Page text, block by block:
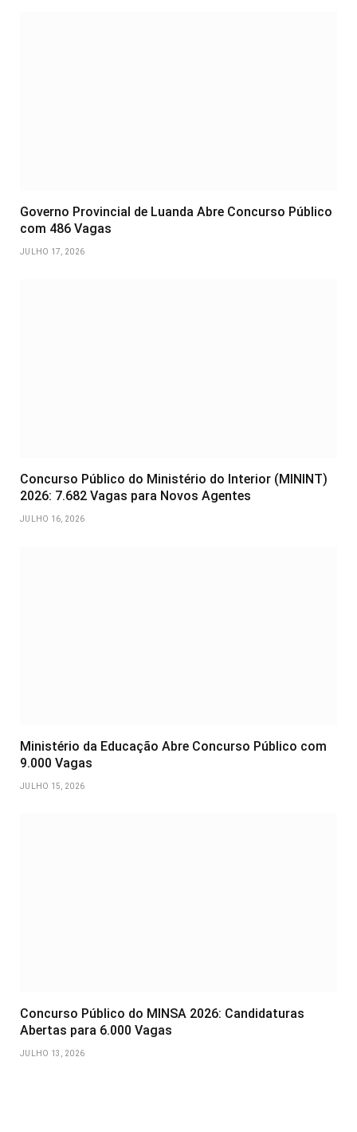
Governo Provincial de Luanda Abre Concurso Público
com 486 Vagas
JULHO 17, 2026
Concurso Público do Ministério do Interior (MININT)
2026: 7.682 Vagas para Novos Agentes
JULHO 16, 2026
Ministério da Educação Abre Concurso Público com
9.000 Vagas
JULHO 15, 2026
Concurso Público do MINSA 2026: Candidaturas
Abertas para 6.000 Vagas
JULHO 13, 2026